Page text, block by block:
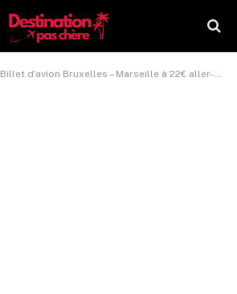
Billet d’avion Bruxelles – Marseille à 22€ aller-retour